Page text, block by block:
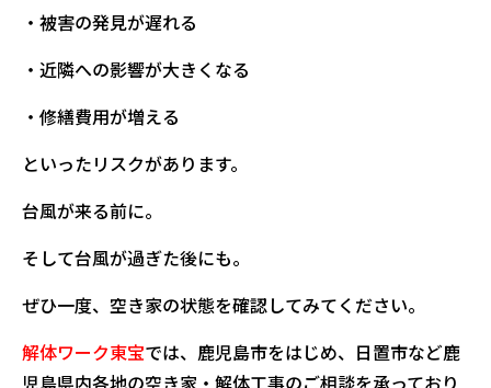
・被害の発見が遅れる
・近隣への影響が大きくなる
・修繕費用が増える
といったリスクがあります。
台風が来る前に。
そして台風が過ぎた後にも。
ぜひ一度、空き家の状態を確認してみてください。
解体ワーク東宝では、鹿児島市をはじめ、日置市など鹿